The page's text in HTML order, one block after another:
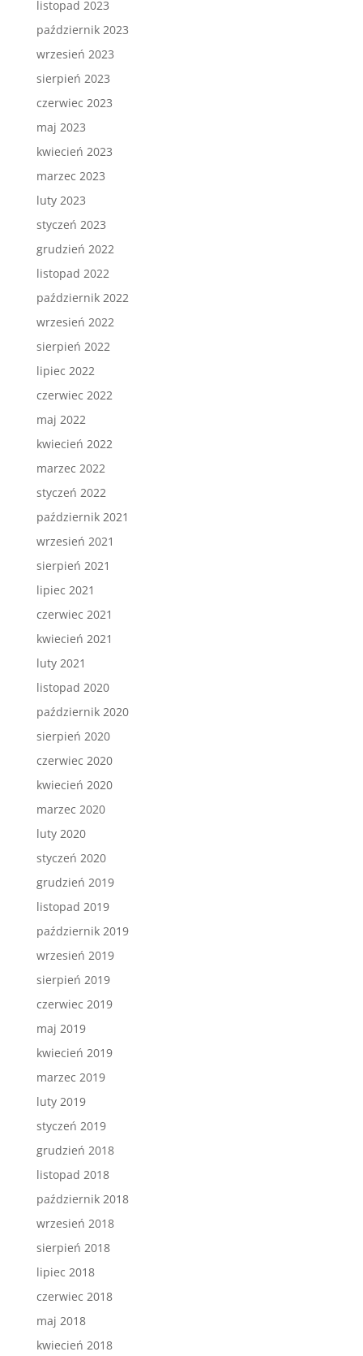
listopad 2023
październik 2023
wrzesień 2023
sierpień 2023
czerwiec 2023
maj 2023
kwiecień 2023
marzec 2023
luty 2023
styczeń 2023
grudzień 2022
listopad 2022
październik 2022
wrzesień 2022
sierpień 2022
lipiec 2022
czerwiec 2022
maj 2022
kwiecień 2022
marzec 2022
styczeń 2022
październik 2021
wrzesień 2021
sierpień 2021
lipiec 2021
czerwiec 2021
kwiecień 2021
luty 2021
listopad 2020
październik 2020
sierpień 2020
czerwiec 2020
kwiecień 2020
marzec 2020
luty 2020
styczeń 2020
grudzień 2019
listopad 2019
październik 2019
wrzesień 2019
sierpień 2019
czerwiec 2019
maj 2019
kwiecień 2019
marzec 2019
luty 2019
styczeń 2019
grudzień 2018
listopad 2018
październik 2018
wrzesień 2018
sierpień 2018
lipiec 2018
czerwiec 2018
maj 2018
kwiecień 2018